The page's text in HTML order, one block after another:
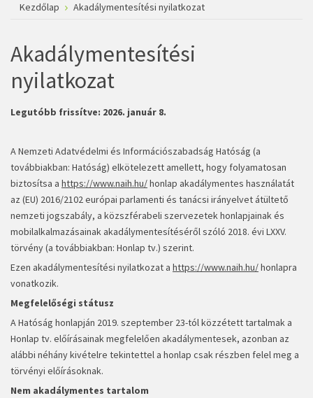
Kezdőlap Akadálymentesítési nyilatkozat
Akadálymentesítési
nyilatkozat
Legutóbb frissítve: 2026. január 8.
A Nemzeti Adatvédelmi és Információszabadság Hatóság (a
továbbiakban: Hatóság) elkötelezett amellett, hogy folyamatosan
biztosítsa a https://www.naih.hu/honlap akadálymentes használatát
az (EU) 2016/2102 európai parlamenti és tanácsi irányelvet átültető
nemzeti jogszabály, a közszférabeli szervezetek honlapjainak és
mobilalkalmazásainak akadálymentesítéséről szóló 2018. évi LXXV.
törvény (a továbbiakban: Honlap tv.) szerint.
Ezen akadálymentesítési nyilatkozat a https://www.naih.hu/honlapra
vonatkozik.
Megfelelőségi státusz
A Hatóság honlapján 2019. szeptember 23-tól közzétett tartalmak a
Honlap tv. előírásainak megfelelően akadálymentesek, azonban az
alábbi néhány kivételre tekintettel a honlap csak részben felel meg a
törvényi előírásoknak.
Nem akadálymentes tartalom